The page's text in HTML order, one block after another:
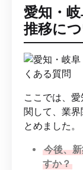
愛知・
推移に
ここでは、
関して、業
とめました。
今後、
すか？